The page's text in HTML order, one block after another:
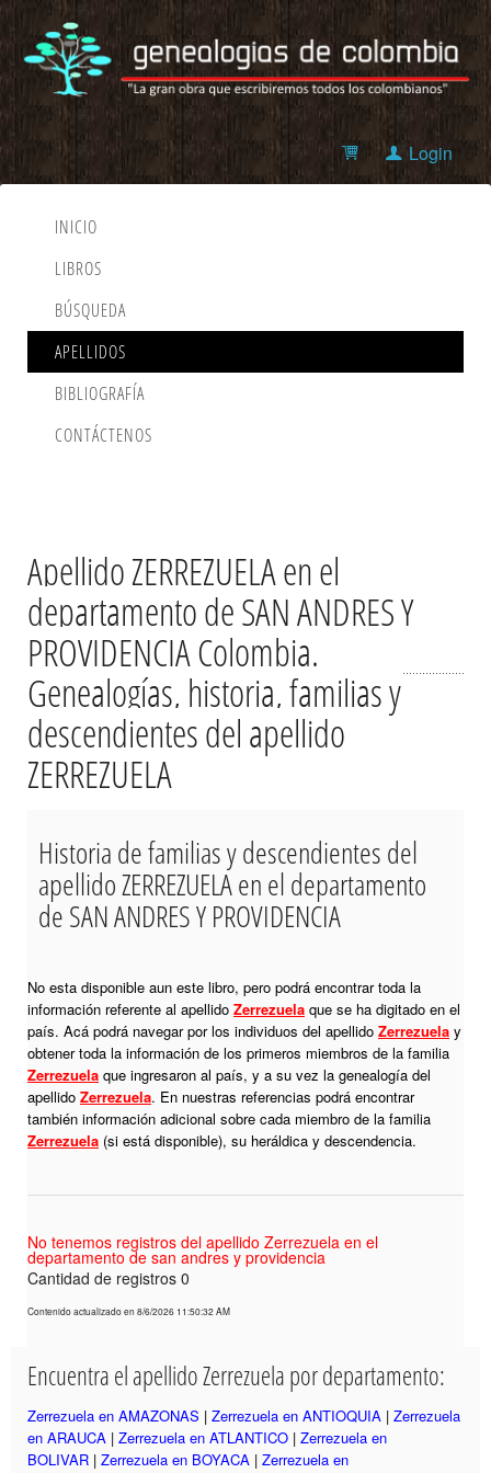
Login
INICIO
LIBROS
BÚSQUEDA
APELLIDOS
BIBLIOGRAFÍA
CONTÁCTENOS
Apellido ZERREZUELA en el
departamento de SAN ANDRES Y
PROVIDENCIA Colombia.
Genealogías, historia, familias y
descendientes del apellido
ZERREZUELA
Historia de familias y descendientes del
apellido ZERREZUELA en el departamento
de SAN ANDRES Y PROVIDENCIA
No esta disponible aun este libro, pero podrá encontrar toda la
información referente al apellido Zerrezuela que se ha digitado en el
país. Acá podrá navegar por los individuos del apellido Zerrezuela y
obtener toda la información de los primeros miembros de la familia
Zerrezuela que ingresaron al país, y a su vez la genealogía del
apellido Zerrezuela. En nuestras referencias podrá encontrar
también información adicional sobre cada miembro de la familia
Zerrezuela (si está disponible), su heráldica y descendencia.
No tenemos registros del apellido Zerrezuela en el
departamento de san andres y providencia
Cantidad de registros 0
Contenido actualizado en 8/6/2026 11:50:32 AM
Encuentra el apellido Zerrezuela por departamento:
Zerrezuela en AMAZONAS | Zerrezuela en ANTIOQUIA | Zerrezuela
en ARAUCA | Zerrezuela en ATLANTICO | Zerrezuela en
BOLIVAR | Zerrezuela en BOYACA | Zerrezuela en